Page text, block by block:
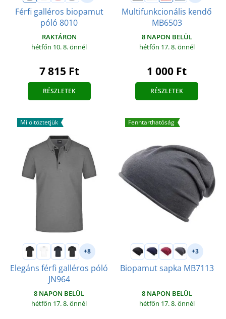
Férfi galléros biopamut
póló 8010
RAKTÁRON
hétfőn 10. 8.önnél
7 815 Ft
RÉSZLETEK
Multifunkcionális kendő
MB6503
8 NAPON BELÜL
hétfőn 17. 8.önnél
1 000 Ft
RÉSZLETEK
Mi öltöztetjük
+8
Elegáns férfi galléros póló
JN964
8 NAPON BELÜL
hétfőn 17. 8.önnél
Fenntarthatóság
+3
Biopamut sapka MB7113
8 NAPON BELÜL
hétfőn 17. 8.önnél